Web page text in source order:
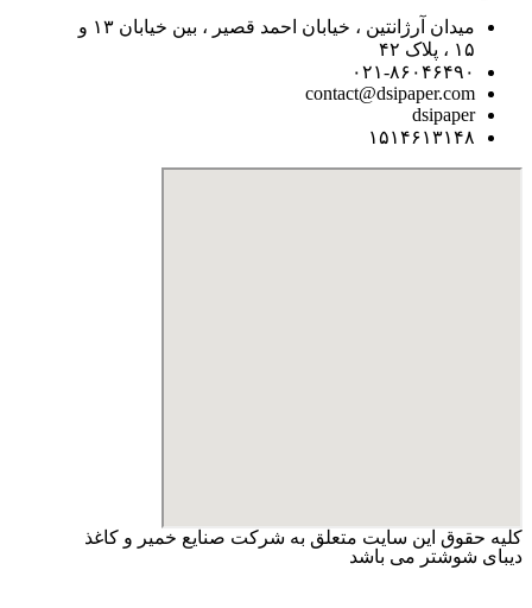
میدان آرژانتین ، خیابان احمد قصیر ، بین خیابان ۱۳ و
۱۵ ، پلاک ۴۲
۰۲۱-۸۶۰۴۶۴۹۰
contact@dsipaper.com
dsipaper
۱۵۱۴۶۱۳۱۴۸
کلیه حقوق این سایت متعلق به شرکت صنایع خمیر و کاغذ
دیبای شوشتر می باشد